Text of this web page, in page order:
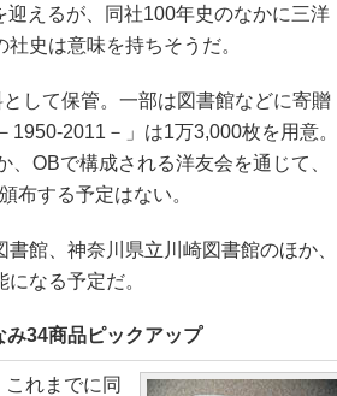
えるが、同社100年史のなかに三洋
史は意味を持ちそうだ。
して保管。一部は図書館などに寄贈
2011－」は1万3,000枚を用意。
OBで構成される洋友会を通じて、
布する予定はない。
館、神奈川県立川崎図書館のほか、
なる予定だ。
34商品ピックアップ
れまでに同